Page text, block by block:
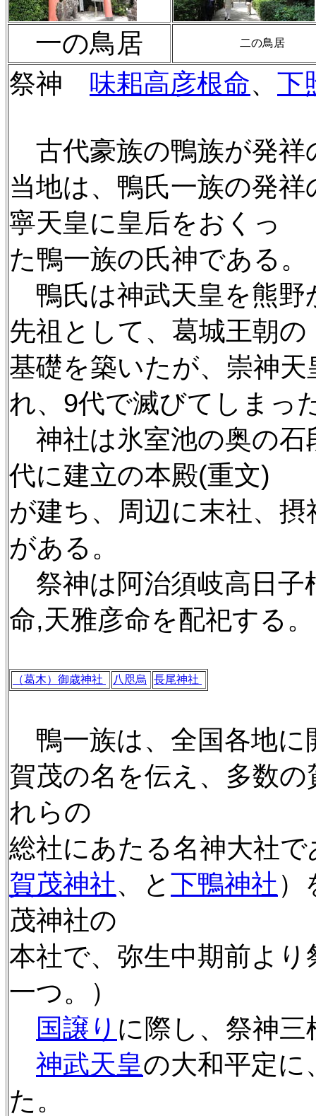
一の鳥居 二の鳥居
祭神 味耜高彦根命、 下
古代豪族の鴨族が発祥
当地は、 鴨氏一族の発
寧天皇に皇后をおくっ
た鴨一族の氏神である。
鴨氏は神武天皇を熊野
先祖として、葛城王朝の
基礎を築いたが、崇神
れ、9代で滅びてしまっ
神社は氷室池の奥の石
代に建立の本殿(重文)
が建ち、 周辺に末社、 摂
がある。
祭神は阿治須岐高日子
命,天雅彦命を配祀する。
（葛木）御歳神社 八咫烏 長尾神社
鴨一族は、全国各地に
賀茂の名を伝え、多数
れらの
総社にあたる名神大社
賀茂神社、と 下鴨神社）
茂神社の
本社で、弥生中期前よ
一つ。）
国譲り に際し、祭神
神武天皇の大和平定に
た。